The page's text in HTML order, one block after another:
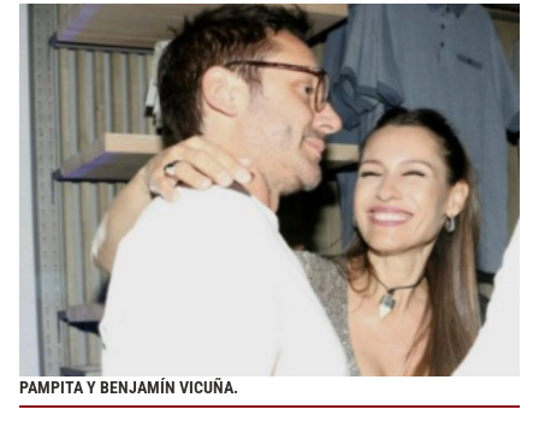
PAMPITA Y BENJAMÍN VICUÑA.